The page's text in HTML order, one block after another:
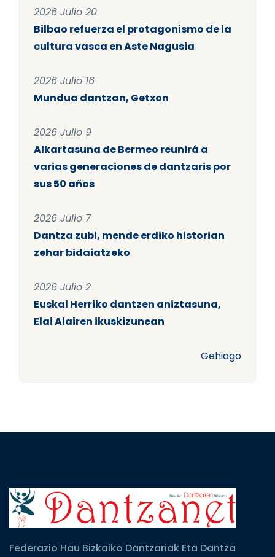
2026 Julio 20
Bilbao refuerza el protagonismo de la
cultura vasca en Aste Nagusia
2026 Julio 16
Mundua dantzan, Getxon
2026 Julio 9
Alkartasuna de Bermeo reunirá a
varias generaciones de dantzaris por
sus 50 años
2026 Julio 7
Dantza zubi, mende erdiko historian
zehar bidaiatzeko
2026 Julio 2
Euskal Herriko dantzen aniztasuna,
Elai Alairen ikuskizunean
Gehiago
Federazio Hau Bizkaiko Dantzariak Eta Dantza